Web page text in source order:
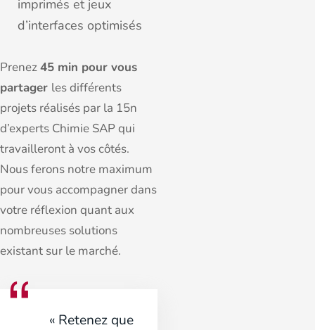
imprimés et jeux
d’interfaces optimisés
Prenez45 min pour vous
partager les différents
projets réalisés par la 15n
d’experts Chimie SAP qui
travailleront à vos côtés.
Nous ferons notre maximum
pour vous accompagner dans
votre réflexion quant aux
nombreuses solutions
existant sur le marché.
« Retenez que